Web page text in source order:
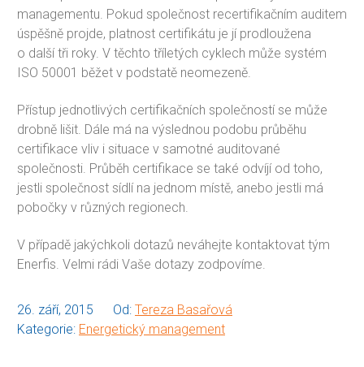
managementu. Pokud společnost recertifikačním auditem
úspěšně projde, platnost certifikátu je jí prodloužena
o další tři roky. V těchto tříletých cyklech může systém
ISO 50001 běžet v podstatě neomezeně.
Přístup jednotlivých certifikačních společností se může
drobně lišit. Dále má na výslednou podobu průběhu
certifikace vliv i situace v samotné auditované
společnosti. Průběh certifikace se také odvíjí od toho,
jestli společnost sídlí na jednom místě, anebo jestli má
pobočky v různých regionech.
V případě jakýchkoli dotazů neváhejte kontaktovat tým
Enerfis. Velmi rádi Vaše dotazy zodpovíme.
26. září, 2015 Od: Tereza Basařová
Kategorie: Energetický management